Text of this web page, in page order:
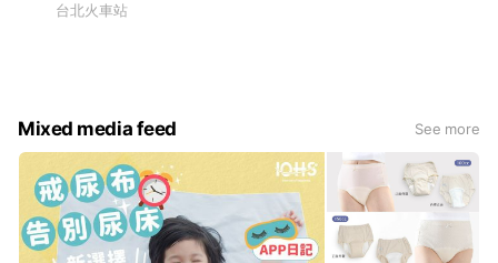
台北火車站
Mixed media feed See more